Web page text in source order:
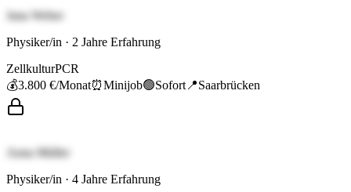
Jana Weber
Physiker/in · 2 Jahre Erfahrung
ZellkulturPCR
💰3.800 €/Monat⏰Minijob🟢Sofort 📍Saarbrücken
Anna Müller
Physiker/in · 4 Jahre Erfahrung